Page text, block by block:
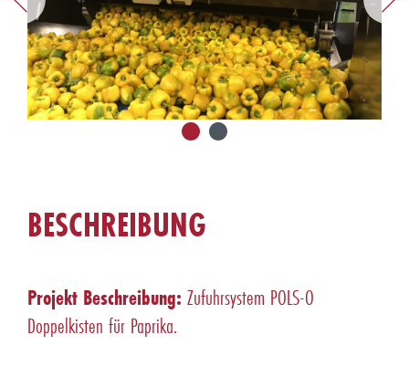
BESCHREIBUNG
Projekt Beschreibung: Zufuhrsystem POLS-O
Doppelkisten für Paprika.